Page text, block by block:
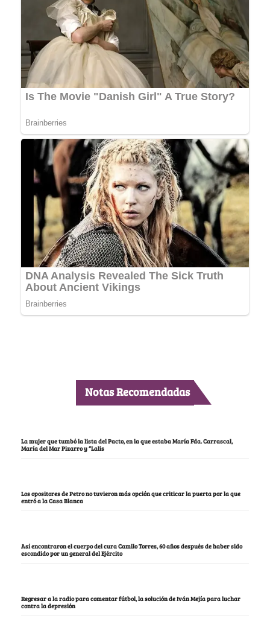
Notas Recomendadas
La mujer que tumbó la lista del Pacto, en la que estaba María Fda. Carrascal,
María del Mar Pizarro y “Lalis
Los opositores de Petro no tuvieron más opción que criticar la puerta por la que
entró a la Casa Blanca
Así encontraron el cuerpo del cura Camilo Torres, 60 años después de haber sido
escondido por un general del Ejército
Regresar a la radio para comentar fútbol, la solución de Iván Mejía para luchar
contra la depresión